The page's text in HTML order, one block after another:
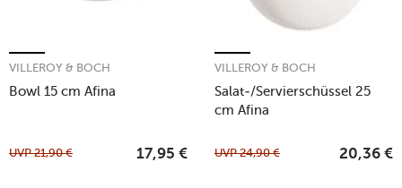
Bowl 15 cm Afina
VILLEROY & BOCH
UVP21,90 € 17,95 €
Salat-/Servierschüssel 25
cm Afina
VILLEROY & BOCH
UVP24,90 € 20,36 €